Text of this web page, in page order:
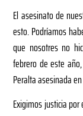
El asesinato de
esto. Podríamos
que nosotres no
febrero de este
Peralta asesinada
Exigimos justicia por